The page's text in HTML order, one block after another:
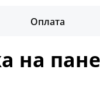
Оплата
на